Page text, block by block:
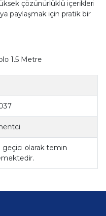
çözünürlüklü içerikleri
paylaşmak için pratik bir
1.5 Metre
geçici olarak temin